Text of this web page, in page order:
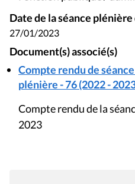
Date de la séance
27/01/2023
Document(s) associé(s)
Compte rendu de
plénière - 76 (2022 -
Compte rendu de la
2023